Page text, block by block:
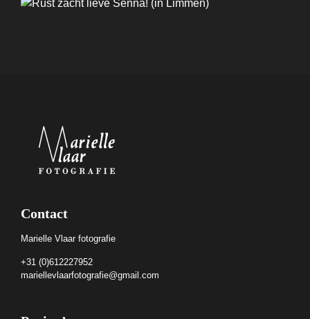
Contact
Marielle Vlaar fotografie
+31 (0)612227952
mariellevlaarfotografie@gmail.com